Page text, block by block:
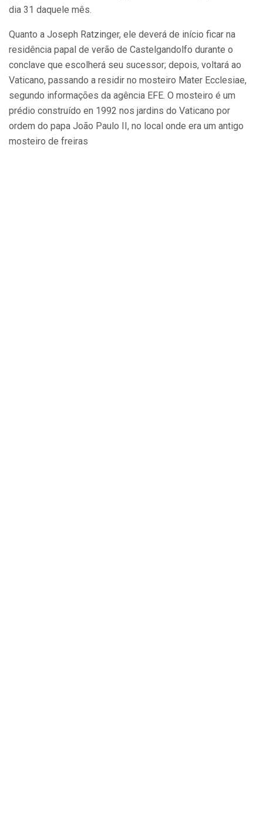
dia 31 daquele mês.
Quanto a Joseph Ratzinger, ele deverá de início ficar na
residência papal de verão de Castelgandolfo durante o
conclave que escolherá seu sucessor; depois, voltará ao
Vaticano, passando a residir no mosteiro Mater Ecclesiae,
segundo informações da agência EFE. O mosteiro é um
prédio construído en 1992 nos jardins do Vaticano por
ordem do papa João Paulo II, no local onde era um antigo
mosteiro de freiras